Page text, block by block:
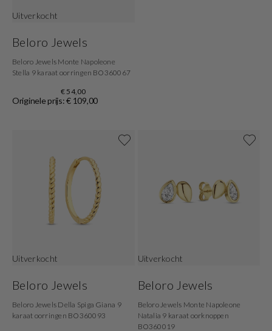
Uitverkocht
Beloro Jewels
Beloro Jewels Monte Napoleone
Stella 9 karaat oorringen BO360067
€ 54,00
Originele prijs: € 109,00
Uitverkocht
Beloro Jewels
Beloro Jewels Della Spiga Giana 9
karaat oorringen BO360093
Uitverkocht
Beloro Jewels
Beloro Jewels Monte Napoleone
Natalia 9 karaat oorknoppen
BO360019